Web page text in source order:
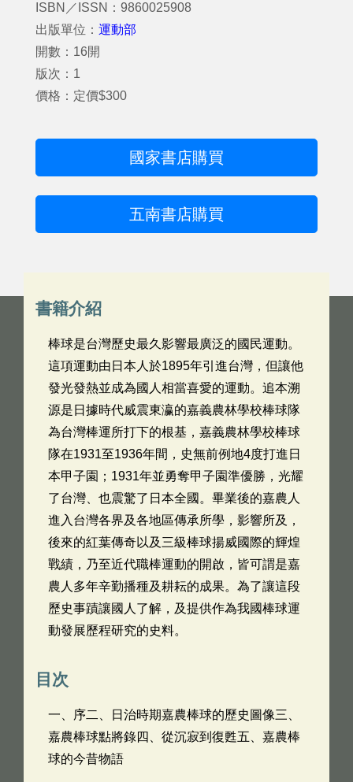
ISBN／ISSN：9860025908
出版單位： 運動部
開數：16開
版次：1
價格：定價$300
國家書店購買
五南書店購買
書籍介紹
棒球是台灣歷史最久影響最廣泛的國民運動。
這項運動由日本人於1895年引進台灣，但讓他
發光發熱並成為國人相當喜愛的運動。追本溯
源是日據時代威震東瀛的嘉義農林學校棒球隊
為台灣棒運所打下的根基，嘉義農林學校棒球
隊在1931至1936年間，史無前例地4度打進日
本甲子園；1931年並勇奪甲子園準優勝，光耀
了台灣、也震驚了日本全國。畢業後的嘉農人
進入台灣各界及各地區傳承所學，影響所及，
後來的紅葉傳奇以及三級棒球揚威國際的輝煌
戰績，乃至近代職棒運動的開啟，皆可謂是嘉
農人多年辛勤播種及耕耘的成果。為了讓這段
歷史事蹟讓國人了解，及提供作為我國棒球運
動發展歷程研究的史料。
目次
一、序二、日治時期嘉農棒球的歷史圖像三、
嘉農棒球點將錄四、從沉寂到復甦五、嘉農棒
球的今昔物語